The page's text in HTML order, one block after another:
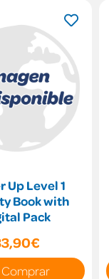
Up Level 1
Book with
Pack
Comprar